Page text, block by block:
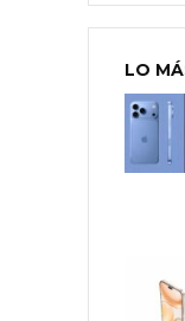
LO